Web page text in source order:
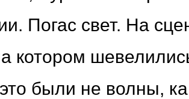
Погас свет. На
котором
были не волны,